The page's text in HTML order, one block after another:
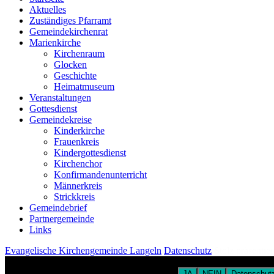
Aktuelles
Zuständiges Pfarramt
Gemeindekirchenrat
Marienkirche
Kirchenraum
Glocken
Geschichte
Heimatmuseum
Veranstaltungen
Gottesdienst
Gemeindekreise
Kinderkirche
Frauenkreis
Kindergottesdienst
Kirchenchor
Konfirmandenunterricht
Männerkreis
Strickkreis
Gemeindebrief
Partnergemeinde
Links
Evangelische Kirchengemeinde Langeln Datenschutz